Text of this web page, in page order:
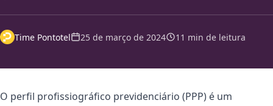
Time Pontotel 25 de março de 2024 11 min de leitura
O perfil profissiográfico previdenciário (PPP) é um